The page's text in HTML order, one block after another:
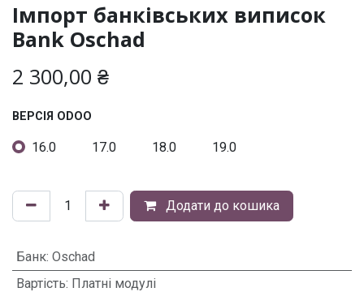
Імпорт банківських виписок
Bank Oschad
2 300,00 ₴
ВЕРСІЯ ODOO
16.0 17.0 18.0 19.0
Додати до кошика
Банк: Oschad
Вартість: Платні модулі